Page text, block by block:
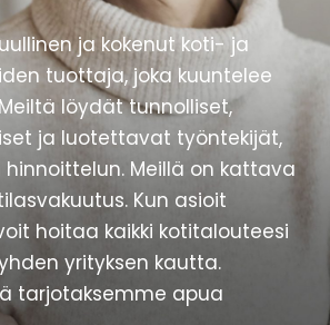
ja kokenut koti- ja
tuottaja, joka kuuntelee
löydät tunnolliset,
ja luotettavat työntekijät,
hinnoittelun. Meillä on kattava
Kun asioit
hoitaa kaikki kotitalouteesi
yrityksen kautta.
tarjotaksemme apua